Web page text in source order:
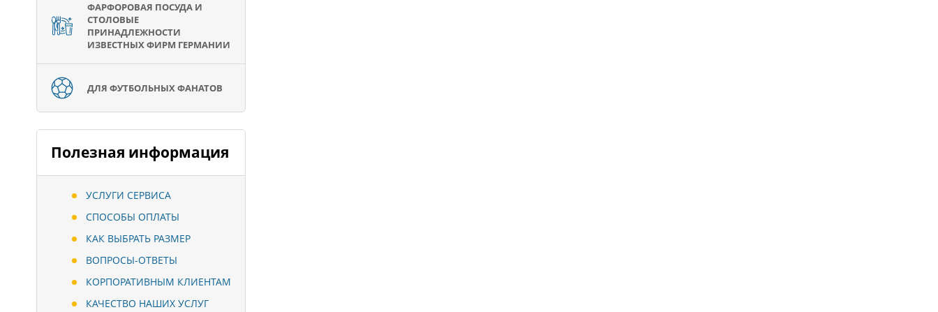
ФАРФОРОВАЯ ПОСУДА И
СТОЛОВЫЕ
ПРИНАДЛЕЖНОСТИ
ИЗВЕСТНЫХ ФИРМ ГЕРМАНИИ
ДЛЯ ФУТБОЛЬНЫХ ФАНАТОВ
Полезная информация
УСЛУГИ СЕРВИСА
СПОСОБЫ ОПЛАТЫ
КАК ВЫБРАТЬ РАЗМЕР
ВОПРОСЫ-ОТВЕТЫ
КОРПОРАТИВНЫМ КЛИЕНТАМ
КАЧЕСТВО НАШИХ УСЛУГ